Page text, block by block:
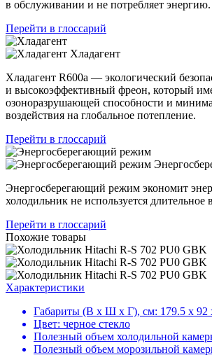
в обслуживании и не потребляет энергию.
Перейти в глоссарий
Хладагент
Хладагент R600a — экологический
и высокоэффективный фреон, который
озоноразрушающей способности и
воздействия на глобальное потепление.
Перейти в глоссарий
Энергосберегающий режим экономит
холодильник не используется длительное
Перейти в глоссарий
Похожие товары
Характеристики
Габариты (В х Ш х Г), см: 179.5 х 92
Цвет: черное стекло
Полезный объем холодильной
Полезный объем морозильной